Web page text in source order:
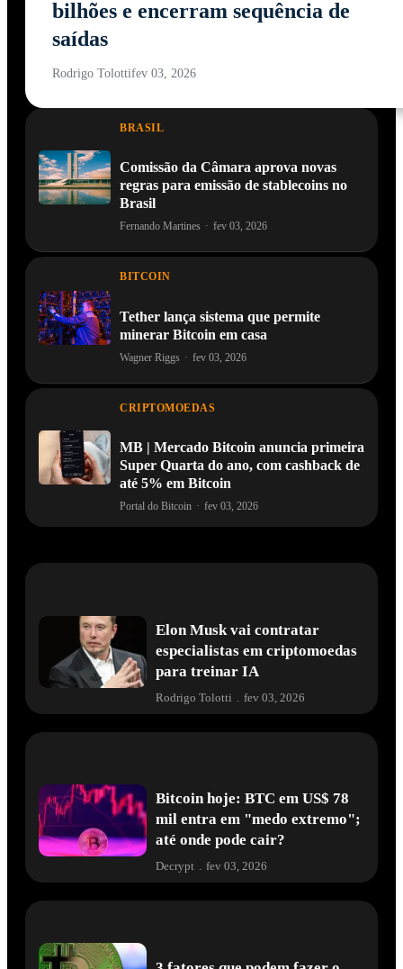
bilhões e encerram sequência de
saídas
Rodrigo Tolottifev 03, 2026
BRASIL
Comissão da Câmara aprova novas
regras para emissão de stablecoins no
Brasil
Fernando Martines · fev 03, 2026
BITCOIN
Tether lança sistema que permite
minerar Bitcoin em casa
Wagner Riggs · fev 03, 2026
CRIPTOMOEDAS
MB | Mercado Bitcoin anuncia primeira
Super Quarta do ano, com cashback de
até 5% em Bitcoin
Portal do Bitcoin · fev 03, 2026
Elon Musk vai contratar
especialistas em criptomoedas
para treinar IA
Rodrigo Tolotti fev 03, 2026
Bitcoin hoje: BTC em US$ 78
mil entra em "medo extremo";
até onde pode cair?
Decrypt . fev 03, 2026